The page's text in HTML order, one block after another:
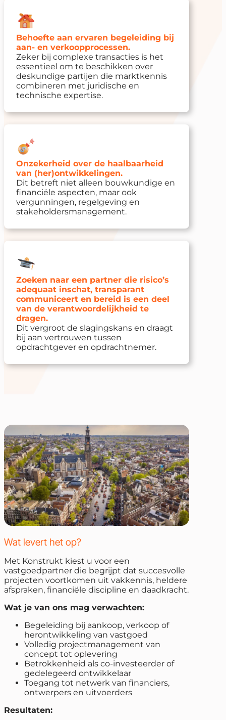
Behoefte aan ervaren begeleiding bij
aan- en verkoopprocessen.
Zeker bij complexe transacties is het
essentieel om te beschikken over
deskundige partijen die marktkennis
combineren met juridische en
technische expertise.
Onzekerheid over de haalbaarheid
van (her)ontwikkelingen.
Dit betreft niet alleen bouwkundige en
financiële aspecten, maar ook
vergunningen, regelgeving en
stakeholdersmanagement.
Zoeken naar een partner die risico’s
adequaat inschat, transparant
communiceert en bereid is een deel
van de verantwoordelijkheid te
dragen.
Dit vergroot de slagingskans en draagt
bij aan vertrouwen tussen
opdrachtgever en opdrachtnemer.
Wat levert het op?
Met Konstrukt kiest u voor een
vastgoedpartner die begrijpt dat succesvolle
projecten voortkomen uit vakkennis, heldere
afspraken, financiële discipline en daadkracht.
Wat je van ons mag verwachten:
Begeleiding bij aankoop, verkoop of
herontwikkeling van vastgoed
Volledig projectmanagement van
concept tot oplevering
Betrokkenheid als co-investeerder of
gedelegeerd ontwikkelaar
Toegang tot netwerk van financiers,
ontwerpers en uitvoerders
Resultaten: